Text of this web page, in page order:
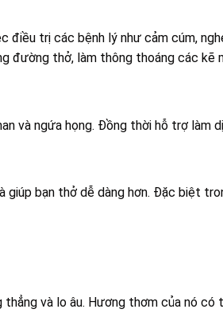
điều trị các bệnh lý như cảm cúm,
đường thở, làm thông thoáng các kẽ
và ngứa họng. Đồng thời hỗ trợ làm
giúp bạn thở dễ dàng hơn. Đặc biệt
và lo âu. Hương thơm của nó có